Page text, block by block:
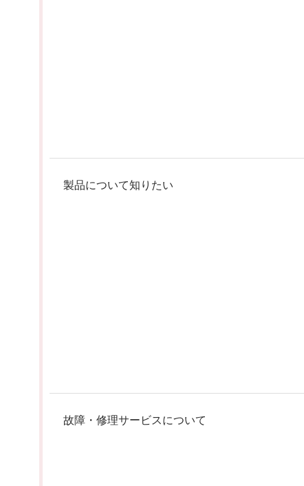
製品について知りたい
故障・修理サービスについて